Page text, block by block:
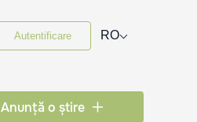
Autentificare RO⌵
Anunță o știre